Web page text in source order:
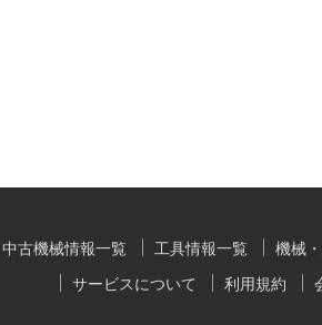
中古機械情報一覧 工具情報一覧 機械
サービスについて
利用規約